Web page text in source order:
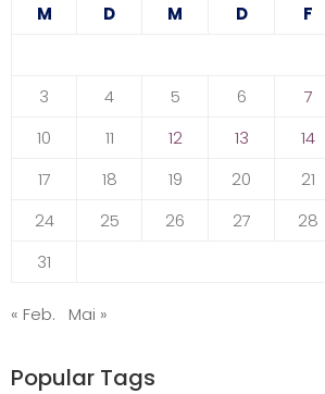
M
D M D F
3
4 5 6 7
10
11 12 13 14
17
18 19 20 21
24
25 26 27 28
31
« Feb. Mai »
Popular Tags